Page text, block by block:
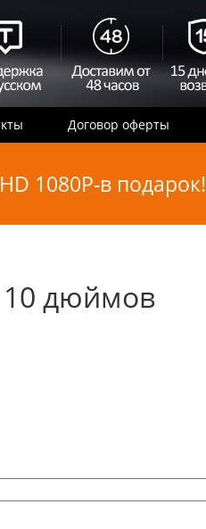
Договор оферты
1080P-в подарок!
10 дюймов